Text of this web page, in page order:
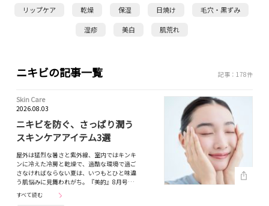
リップケア 乾燥 保湿 日焼け 毛穴・黒ずみ
湿疹 美白 肌荒れ
ニキビの記事一覧 記事：178件
Skin Care
2026.08.03
ニキビを防ぐ、さっぱり潤う
スキンケアアイテム3選
屋外は猛烈な暑さと紫外線、室内ではキンキ
ンに冷えた冷房と乾燥で、過酷な環境で過ご
さなければならない夏は、いつもとひと味違
う肌悩みに見舞われがち。『美的』8月号…
すべて読む